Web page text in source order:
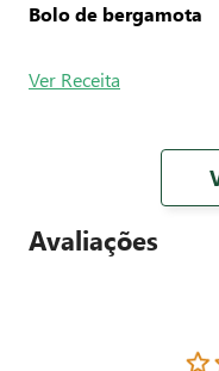
Bolo de bergamota
Ver Receita
Avaliações